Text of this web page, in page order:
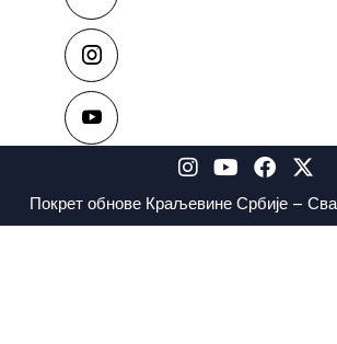
Покрет обнове Краљевине Србије –